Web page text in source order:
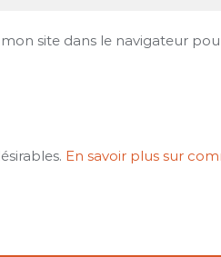
site dans le navigateur
En savoir plus sur